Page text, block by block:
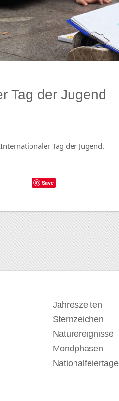
Tag der Jugend
Tag der Jugend.
Save
Jahreszeiten
Sternzeichen
Naturereignisse
Mondphasen
Nationalfeiertage